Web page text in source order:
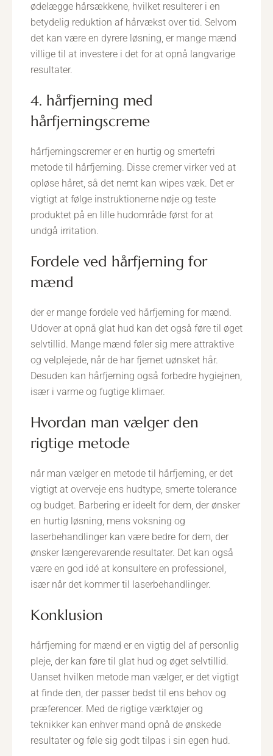
ødelægge hårsækkene, hvilket resulterer i en
betydelig reduktion af hårvækst over tid. Selvom
det kan være en dyrere løsning, er mange mænd
villige til at investere i det for at opnå langvarige
resultater.
4. hårfjerning med
hårfjerningscreme
hårfjerningscremer er en hurtig og smertefri
metode til hårfjerning. Disse cremer virker ved at
opløse håret, så det nemt kan wipes væk. Det er
vigtigt at følge instruktionerne nøje og teste
produktet på en lille hudområde først for at
undgå irritation.
fordele ved hårfjerning for
mænd
der er mange fordele ved hårfjerning for mænd.
Udover at opnå glat hud kan det også føre til øget
selvtillid. Mange mænd føler sig mere attraktive
og velplejede, når de har fjernet uønsket hår.
Desuden kan hårfjerning også forbedre hygiejnen,
især i varme og fugtige klimaer.
hvordan man vælger den
rigtige metode
når man vælger en metode til hårfjerning, er det
vigtigt at overveje ens hudtype, smerte tolerance
og budget. Barbering er ideelt for dem, der ønsker
en hurtig løsning, mens voksning og
laserbehandlinger kan være bedre for dem, der
ønsker længerevarende resultater. Det kan også
være en god idé at konsultere en professionel,
især når det kommer til laserbehandlinger.
konklusion
hårfjerning for mænd er en vigtig del af personlig
pleje, der kan føre til glat hud og øget selvtillid.
Uanset hvilken metode man vælger, er det vigtigt
at finde den, der passer bedst til ens behov og
præferencer. Med de rigtige værktøjer og
teknikker kan enhver mand opnå de ønskede
resultater og føle sig godt tilpas i sin egen hud.